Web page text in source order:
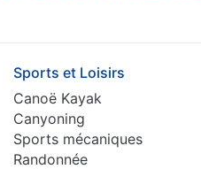
Sports et Loisirs
Canoë Kayak
Canyoning
Sports mécaniques
Randonnée